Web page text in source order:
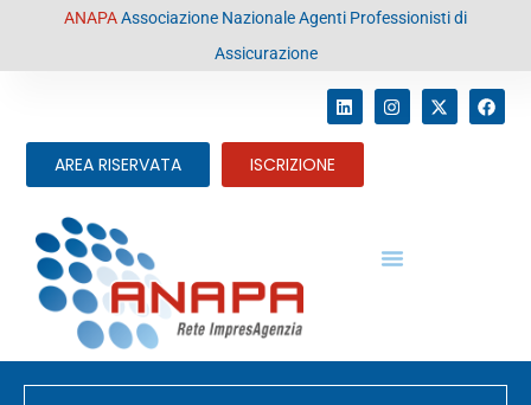
contenutoANAPAAssociazione Nazionale Agenti Professionisti di
Assicurazione
AREA RISERVATA ISCRIZIONE